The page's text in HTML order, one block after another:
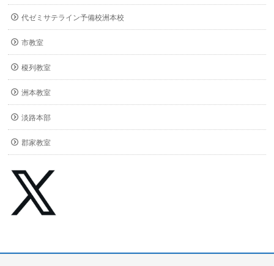
代ゼミサテライン予備校洲本校
市教室
榎列教室
洲本教室
淡路本部
郡家教室